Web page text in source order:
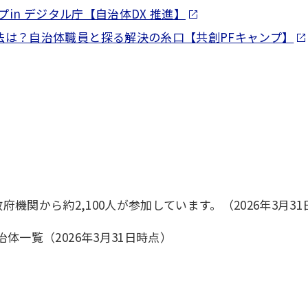
デジタル庁【自治体DX 推進】
？自治体職員と探る解決の糸口【共創PFキャンプ】
機関から約2,100人が参加しています。（2026年3月31
一覧（2026年3月31日時点）